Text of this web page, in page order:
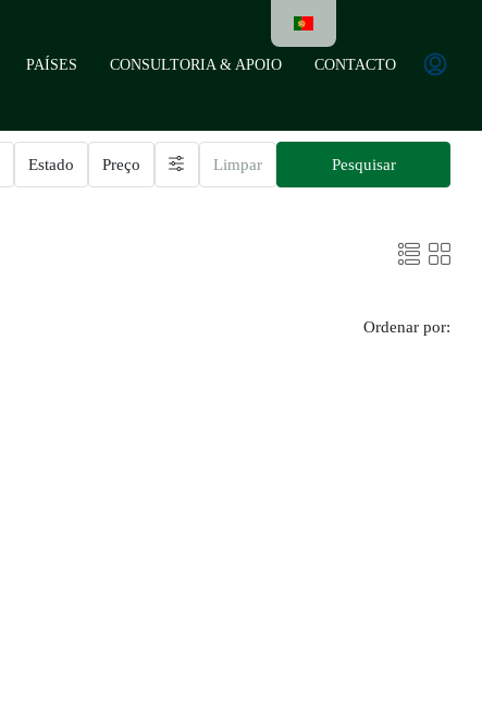
PAÍSES CONSULTORIA & APOIO CONTACTO
Estado Preço Limpar Pesquisar
Ordenar por: